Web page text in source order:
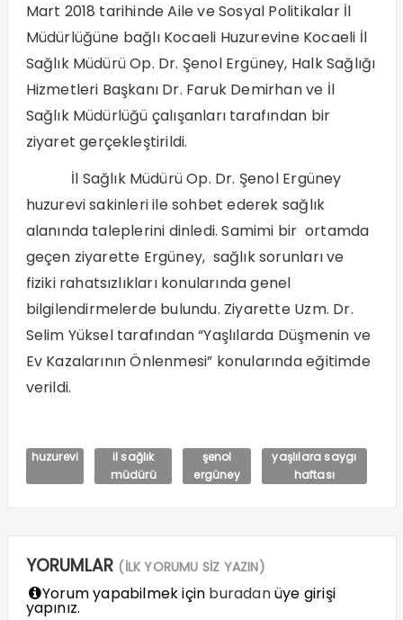
Mart 2018 tarihinde Aile ve Sosyal Politikalar İl
Müdürlüğüne bağlı Kocaeli Huzurevine Kocaeli İl
Sağlık Müdürü Op. Dr. Şenol Ergüney, Halk Sağlığı
Hizmetleri Başkanı Dr. Faruk Demirhan ve İl
Sağlık Müdürlüğü çalışanları tarafından bir
ziyaret gerçekleştirildi.
İl Sağlık Müdürü Op. Dr. Şenol Ergüney
huzurevi sakinleri ile sohbet ederek sağlık
alanında taleplerini dinledi. Samimi bir ortamda
geçen ziyarette Ergüney, sağlık sorunları ve
fiziki rahatsızlıkları konularında genel
bilgilendirmelerde bulundu. Ziyarette Uzm. Dr.
Selim Yüksel tarafından “Yaşlılarda Düşmenin ve
Ev Kazalarının Önlenmesi” konularında eğitimde
verildi.
huzurevi
il sağlık
müdürü
şenol
ergüney
yaşlılara saygı
haftası
YORUMLAR (İLK YORUMU SİZ YAZIN)
Yorum yapabilmek için buradanüye girişi
yapınız.